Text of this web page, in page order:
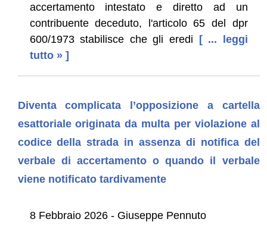
accertamento intestato e diretto ad un
contribuente deceduto, l'articolo 65 del dpr
600/1973 stabilisce che gli eredi [ ... leggi
tutto » ]
Diventa complicata l’opposizione a cartella
esattoriale originata da multa per violazione al
codice della strada in assenza di notifica del
verbale di accertamento o quando il verbale
viene notificato tardivamente
8 Febbraio 2026 - Giuseppe Pennuto